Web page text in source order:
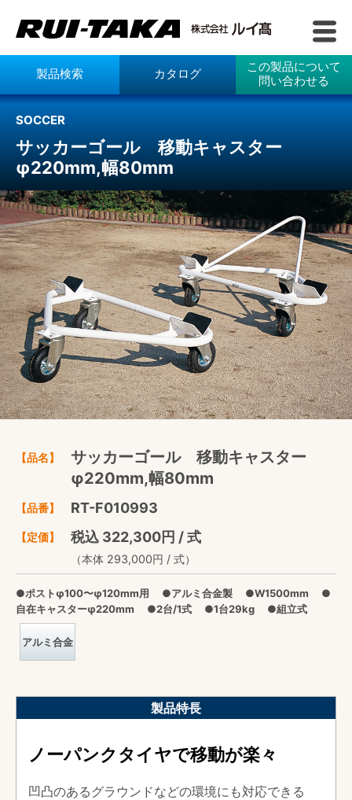
製品検索 カタログ
この製品について
問い合わせる
サッカーゴール 移動キャスター
φ220mm,幅80mm
SOCCER
【品名】
サッカーゴール 移動キャスター
φ220mm,幅80mm
【品番】 RT-F010993
【定価】 税込 322,300円 / 式
（本体 293,000円 / 式）
●ポストφ100〜φ120mm用 ●アルミ合金製 ●W1500mm ●
自在キャスターφ220mm ●2台/1式 ●1台29kg ●組立式
アルミ合金
製品特長
ノーパンクタイヤで移動が楽々
凹凸のあるグラウンドなどの環境にも対応できる